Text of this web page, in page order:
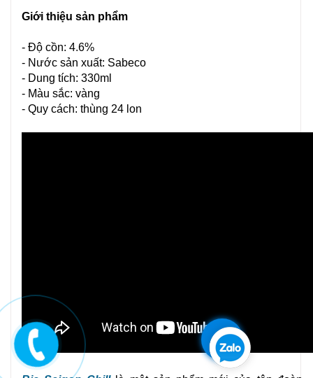
Giới thiệu sản phẩm
- Độ cồn: 4.6%
- Nước sản xuất: Sabeco
- Dung tích: 330ml
- Màu sắc: vàng
- Quy cách: thùng 24 lon